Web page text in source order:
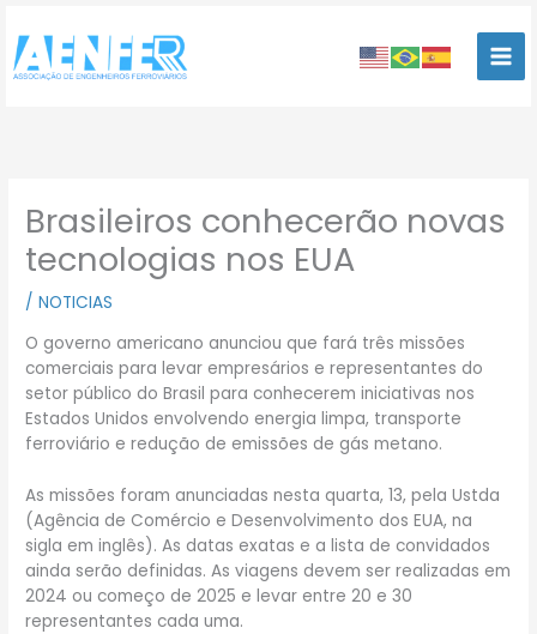
para
conteúdo
Brasileiros conhecerão novas
tecnologias nos EUA
/NOTICIAS
O governo americano anunciou que fará três missões
comerciais para levar empresários e representantes do
setor público do Brasil para conhecerem iniciativas nos
Estados Unidos envolvendo energia limpa, transporte
ferroviário e redução de emissões de gás metano.
As missões foram anunciadas nesta quarta, 13, pela Ustda
(Agência de Comércio e Desenvolvimento dos EUA, na
sigla em inglês). As datas exatas e a lista de convidados
ainda serão definidas. As viagens devem ser realizadas em
2024 ou começo de 2025 e levar entre 20 e 30
representantes cada uma.